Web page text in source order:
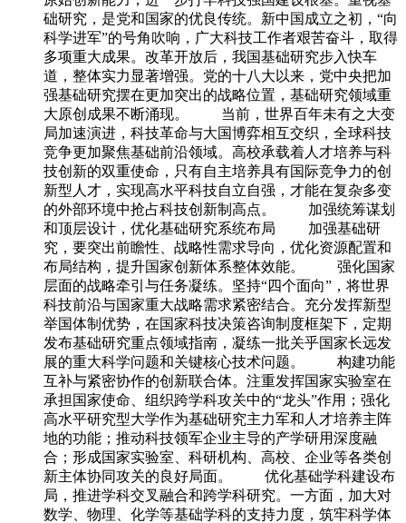
础研究，是党和国家的优良传统。新中国成立之初，“向
科学进军”的号角吹响，广大科技工作者艰苦奋斗，取得
多项重大成果。改革开放后，我国基础研究步入快车
道，整体实力显著增强。党的十八大以来，党中央把加
强基础研究摆在更加突出的战略位置，基础研究领域重
大原创成果不断涌现。 当前，世界百年未有之大变
局加速演进，科技革命与大国博弈相互交织，全球科技
竞争更加聚焦基础前沿领域。高校承载着人才培养与科
技创新的双重使命，只有自主培养具有国际竞争力的创
新型人才，实现高水平科技自立自强，才能在复杂多变
的外部环境中抢占科技创新制高点。 加强统筹谋划
和顶层设计，优化基础研究系统布局 加强基础研
究，要突出前瞻性、战略性需求导向，优化资源配置和
布局结构，提升国家创新体系整体效能。 强化国家
层面的战略牵引与任务凝练。坚持“四个面向”，将世界
科技前沿与国家重大战略需求紧密结合。充分发挥新型
举国体制优势，在国家科技决策咨询制度框架下，定期
发布基础研究重点领域指南，凝练一批关乎国家长远发
展的重大科学问题和关键核心技术问题。 构建功能
互补与紧密协作的创新联合体。注重发挥国家实验室在
承担国家使命、组织跨学科攻关中的“龙头”作用；强化
高水平研究型大学作为基础研究主力军和人才培养主阵
地的功能；推动科技领军企业主导的产学研用深度融
合；形成国家实验室、科研机构、高校、企业等各类创
新主体协同攻关的良好局面。 优化基础学科建设布
局，推进学科交叉融合和跨学科研究。一方面，加大对
数学、物理、化学等基础学科的支持力度，筑牢科学体